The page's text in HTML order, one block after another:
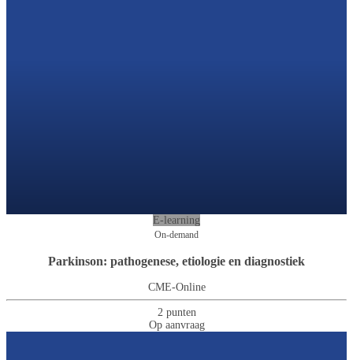
E-learning
On-demand
Parkinson: pathogenese, etiologie en diagnostiek
CME-Online
2 punten
Op aanvraag